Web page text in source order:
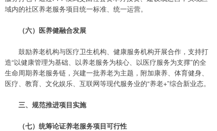
域内的社区养老服务项目统一标准、统一运营。
（六）医养健融合发展
鼓励养老机构与医疗卫生机构、健康服务机构开展合作，支持打
造“以健康管理为基础、以养老服务为核心、以医疗服务为支撑”的全
生命周期养老服务链，兴建一批养老为主题，附加康养、体育健身、
医疗、教育、文化娱乐、互联网等现代服务业的“养老+”综合新业态。
三、规范推进项目实施
（七）统筹论证养老服务项目可行性